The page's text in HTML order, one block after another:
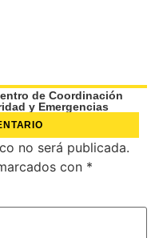
de Coordinación
y Emergencias
no será publicada.
con *